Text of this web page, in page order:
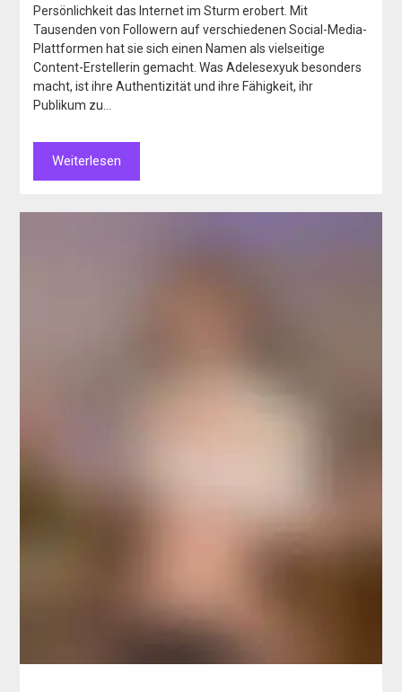
Persönlichkeit das Internet im Sturm erobert. Mit
Tausenden von Followern auf verschiedenen Social-Media-
Plattformen hat sie sich einen Namen als vielseitige
Content-Erstellerin gemacht. Was Adelesexyuk besonders
macht, ist ihre Authentizität und ihre Fähigkeit, ihr
Publikum zu…
Weiterlesen